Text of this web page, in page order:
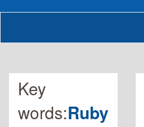
Key
words:Ruby